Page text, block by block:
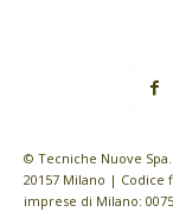
© Tecniche Nuove
20157 Milano | Codice
imprese di Milano: